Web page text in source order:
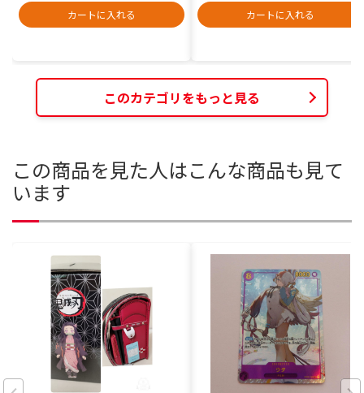
カートに入れる
カートに入れる
このカテゴリをもっと見る
この商品を見た人はこんな商品も見て
います